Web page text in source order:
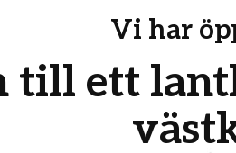
Vi har
till ett